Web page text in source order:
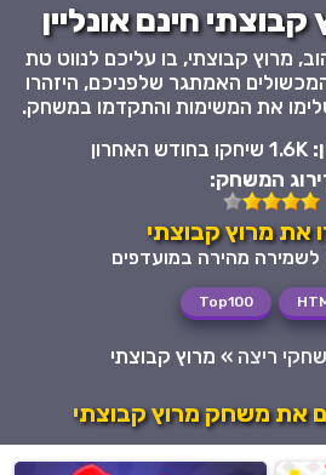
חינם אונליין
מרוץ קבוצתי, בו עליכם לנווט טת
האמתגר שלפניכם, היזהרו
את המשימות והתקדמו במשחק.
1.6K שיחקו בחודש האחרון
המשחק:
את מרוץ קבוצתי
Top100
ריצה » מרוץ קבוצתי
את משחק מרוץ קבוצתי